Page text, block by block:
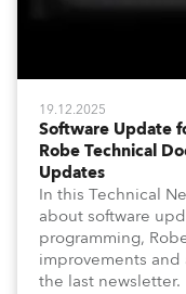
19.12.2025
Software Update
Robe Technical
Updates
In this Technical
about software
programming,
improvements and
the last newsletter.